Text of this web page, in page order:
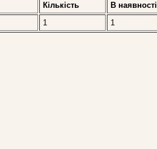
Кількість
В наявностi
1 1